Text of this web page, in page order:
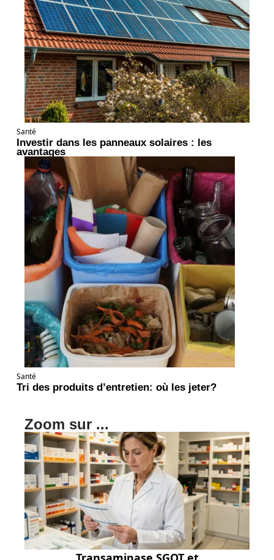
Santé
Investir dans les panneaux solaires : les
avantages
Santé
Tri des produits d’entretien: où les jeter?
Zoom sur ...